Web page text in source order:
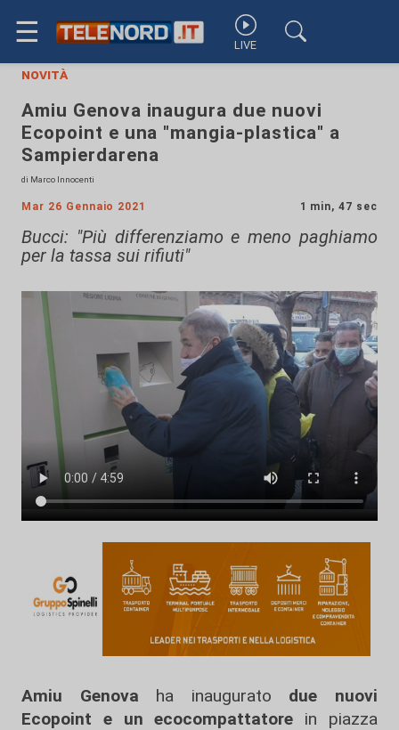
☰ LIVE
novità
Amiu Genova inaugura due nuovi
Ecopoint e una "mangia-plastica" a
Sampierdarena
di Marco Innocenti
Mar 26 Gennaio 2021 1 min, 47 sec
Bucci: "Più differenziamo e meno paghiamo
per la tassa sui rifiuti"
Amiu Genova ha inaugurato due nuovi
Ecopoint e un ecocompattatore in piazza